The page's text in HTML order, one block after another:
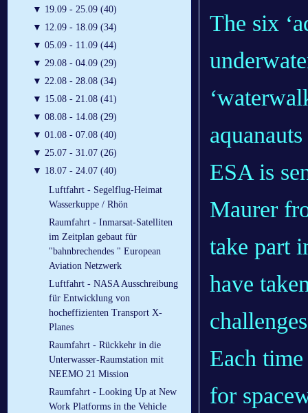
▼ 19.09 - 25.09 (40)
▼ 12.09 - 18.09 (34)
▼ 05.09 - 11.09 (44)
▼ 29.08 - 04.09 (29)
▼ 22.08 - 28.08 (34)
▼ 15.08 - 21.08 (41)
▼ 08.08 - 14.08 (29)
▼ 01.08 - 07.08 (40)
▼ 25.07 - 31.07 (26)
▼ 18.07 - 24.07 (40)
Luftfahrt - Segelflug-Heimat
Wasserkuppe / Rhön
Raumfahrt - Inmarsat-Satelliten
im Zeitplan gebaut für
"bahnbrechendes " European
Aviation Netzwerk
Luftfahrt - NASA Ausschreibung
für Entwicklung von
hocheffizienten Transport X-
Planes
Raumfahrt - Rückkehr in die
Unterwasser-Raumstation mit
NEEMO 21 Mission
Raumfahrt - Looking Up at New
Work Platforms in the Vehicle
The six
ESA is
Maurer
take part
have
Each
for